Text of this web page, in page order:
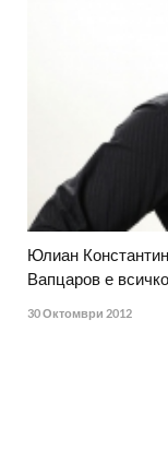
Юлиан
Вапцаров е
30 Октомври 2012